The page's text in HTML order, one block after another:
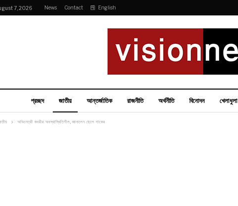
7, 2026 News Contact English
প্রচ্ছদ জাতীয় আন্তর্জাতিক রাজনীতি অর্থনীতি বিনোদন খেলাধুলা
অভিনেত্রী কবরীর অবস্থাস্থিতিশীল, জানালেন ছেলে শাকের